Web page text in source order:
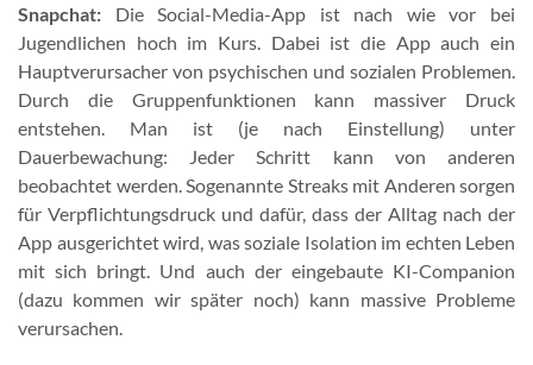
Snapchat: Die Social-Media-App ist nach wie vor bei
Jugendlichen hoch im Kurs. Dabei ist die App auch ein
Hauptverursacher von psychischen und sozialen Problemen.
Durch die Gruppenfunktionen kann massiver Druck
entstehen. Man ist (je nach Einstellung) unter
Dauerbewachung: Jeder Schritt kann von anderen
beobachtet werden. Sogenannte Streaks mit Anderen sorgen
für Verpflichtungsdruck und dafür, dass der Alltag nach der
App ausgerichtet wird, was soziale Isolation im echten Leben
mit sich bringt. Und auch der eingebaute KI-Companion
(dazu kommen wir später noch) kann massive Probleme
verursachen.